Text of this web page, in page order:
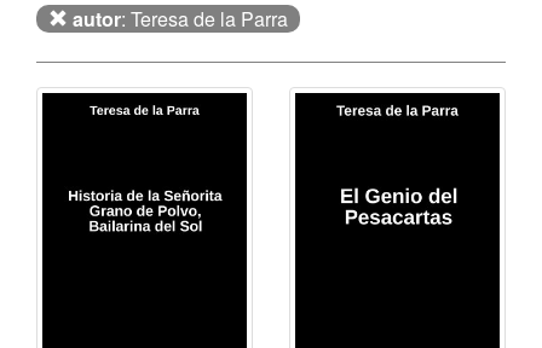
autor: Teresa de la Parra